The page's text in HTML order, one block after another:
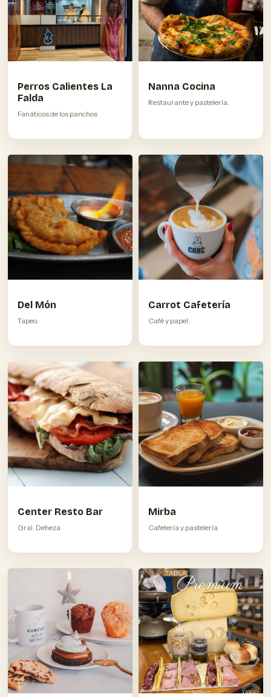
Perros Calientes La
Falda
Fanáticos de los panchos
Nanna Cocina
Restaurante y pastelería.
Del Món
Tapeo.
Carrot Cafetería
Café y papel.
Center Resto Bar
Gral. Deheza
Mirba
Cafetería y pastelería.